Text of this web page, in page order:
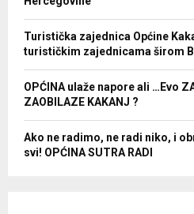
Turistička zajednica Općine
turističkim zajednicama širom
OPĆINA ulaže napore ali …Evo
ZAOBILAZE KAKANJ ?
Ako ne radimo, ne radi niko, i
svi! OPĆINA SUTRA RADI